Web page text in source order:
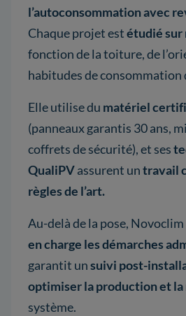
l’autoconsommation avec
Chaque projet estétudié sur
fonction de la toiture, de
habitudes de consommation
Elle utilise du matériel
(panneaux garantis 30 ans,
coffrets de sécurité), et ses
QualiPVassurent untravail
règles de l’art.
Au-delà de la pose, Novoclim
en charge les démarches
garantit unsuivi post-
optimiser la production et
système.